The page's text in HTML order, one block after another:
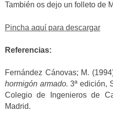
También os dejo un folleto de
Pincha aquí para descargar
Referencias:
Fernández Cánovas; M.
hormigón armado. 3ª edición,
Colegio de Ingenieros de
Madrid.